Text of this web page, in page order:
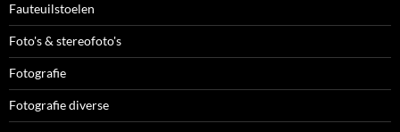
Fauteuilstoelen
Foto's & stereofoto's
Fotografie
Fotografie diverse